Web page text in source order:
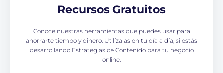
Recursos Gratuitos
Conoce nuestras herramientas que puedes usar para
ahorrarte tiempo y dinero. Utilízalas en tu día a día, si estás
desarrollando Estrategias de Contenido para tu negocio
online.